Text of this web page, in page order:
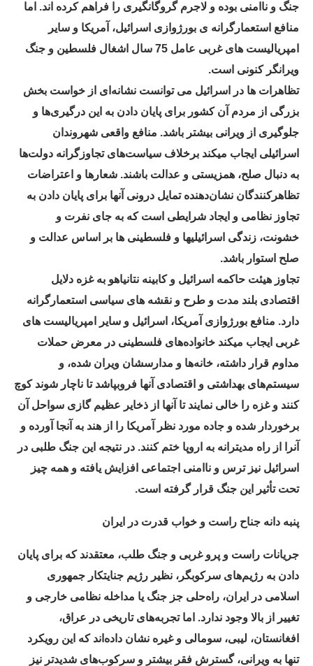
جنگ و ناامنی بوده و لاجرم گروگانگیری را فراهم کرده اند. اما
منافع استعمارگرانه ی بورژوازی اسرائیل، آمریکا و سایر
امپریالیست های غربی عامل 75 سال اشغال فلسطین و جنگ
ویرانگر کنونی است.
تظاهرات ها در اسرائیل می توانست نشانه‌ای از خواست بخش
بزرگی از مردم آن کشور برای پایان دادن به این درگیری‌ها و
جلوگیری از ویرانی بیشتر باشد. منافع واقعی شهروندان
اسرائیلی ایجاب میکند برخلاف سیاست‌های تجاوزگرانه دولت‌ها
به دنبال صلح، همزیستی و عدالت باشند. شعارها و اعتراضات
تظاهرکنندگان نشان‌دهنده تمایل درونی آنها برای پایان دادن به
تجاوز نظامی و ایجاد شرایطی است که به جای نفرت و
خشونت، زندگی اسرائیلیها و فلسطینی ها بر اساس عدالت و
صلح استوار باشد.
تجاوز هیئت حاکمه اسرائیل و کابینه نتانیاهو به غزه دلایل
اقتصادی بلند مدت و طرح و نقشه های سیاسی استعمارگرانه
دارد. منافع بورژوازی آمریکا، اسرائیل و سایر امپریالیست های
غربی ایجاب میکند خانواده‌های فلسطینی در معرض حملات
مداوم قرار داشته، خانه‌ها و مدارسشان ویران شده، و
سیستم‌های بهداشتی و اقتصادی آنها فروبپاشد تا ناچار شوند کوچ
کنند و غزه را خالی نمایند تا آنها از ذخایر عظیم گازی سواحل آن
برخوردار شده و جاده مورد نظر آمریکا را از هند به آنجا آورده و
آنرا از راه مدیترانه به اروپا ختم کنند. در نتیجه این جنگ طلبی در
اسرائیل نیز ترس و ناامنی اجتماعی افزایش یافته و همه چیز
تحت تأثیر این جنگ قرار گرفته است.
پنبه دانه جناح راست و خواب قدرت در ایران
جریانات راست و پرو غربی و جنگ طلب، معتقدند که برای پایان
دادن به رژیم‌های سرکوبگر، نظیر رژیم جنایتکار جمهوری
اسلامی در ایران، راه‌حلی جز جنگ یا مداخله نظامی خارجی و
تغییر از بالا وجود ندارد. اما تجربه‌های تاریخی در عراق،
افغانستان، لیبی، سومالی و غیره نشان داده‌اند که این رویکرد
تنها به ویرانی، گسترش فقر بیشتر و سرکوب‌های شدیدتر نیز